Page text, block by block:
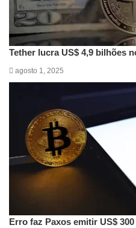
Tether lucra US$ 4,9 bilhões
agosto 1, 2025
Erro faz Paxos emitir US$